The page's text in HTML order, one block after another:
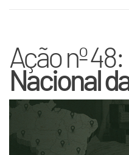
Ação nº
Nacional